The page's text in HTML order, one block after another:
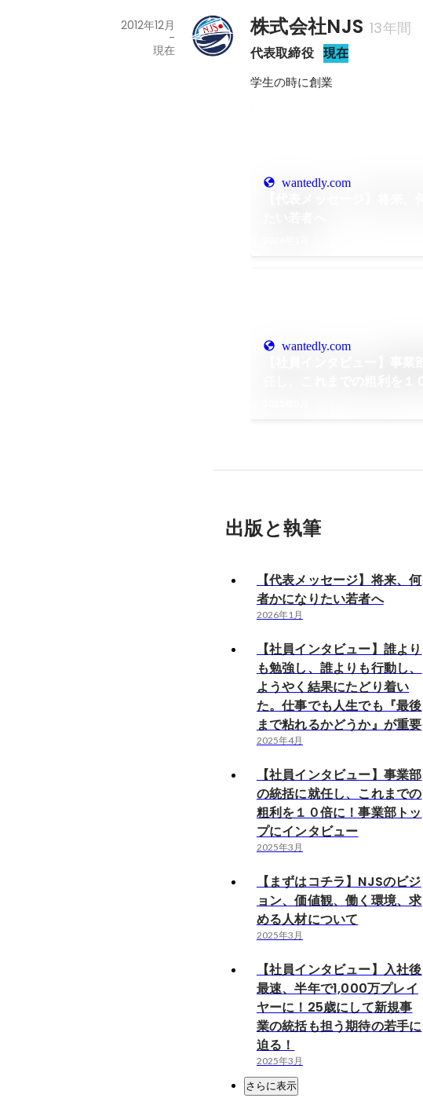
株式会社NJS 13年間
代表取締役 現在
2012年12月
-
現在
学生の時に創業
wantedly.com
wantedly.com
出版と執筆
【代表メッセージ】将来、何
者かになりたい若者へ
2026年1月
【社員インタビュー】誰より
も勉強し、誰よりも行動し、
ようやく結果にたどり着い
た。仕事でも人生でも『最後
まで粘れるかどうか』が重要
2025年4月
【社員インタビュー】事業部
の統括に就任し、これまでの
粗利を１０倍に！事業部トッ
プにインタビュー
2025年3月
【まずはコチラ】NJSのビジ
ョン、価値観、働く環境、求
める人材について
2025年3月
【社員インタビュー】入社後
最速、半年で1,000万プレイ
ヤーに！25歳にして新規事
業の統括も担う期待の若手に
迫る！
2025年3月
さらに表示